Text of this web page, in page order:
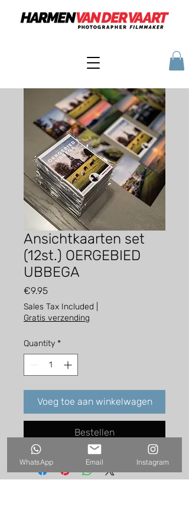
Ansichtkaarten set
(12st.) OERGEBIED
UBBEGA
€9.95Price
Sales Tax Included
Gratis verzending
Quantity *
Voeg toe aan winkelwagen
Bestellen
WhatsApp Email Instagram